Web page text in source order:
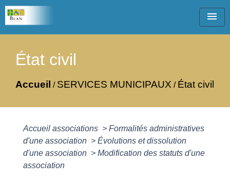
menu
État civil
Accueil / SERVICES MUNICIPAUX / État civil
Accueil associations > Formalités administratives
d'une association > Évolutions et dissolution
d'une association > Modification des statuts d'une
association